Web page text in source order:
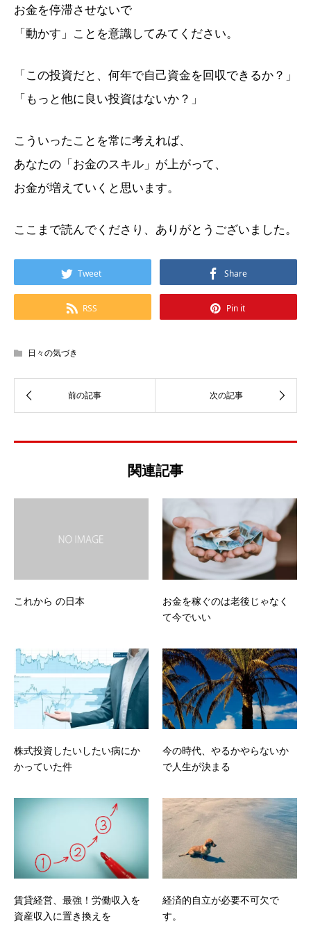
お金を停滞させないで
「動かす」ことを意識してみてください。
「この投資だと、何年で自己資金を回収できるか？」
「もっと他に良い投資はないか？」
こういったことを常に考えれば、
あなたの「お金のスキル」が上がって、
お金が増えていくと思います。
ここまで読んでくださり、ありがとうございました。
Tweet Share
RSS Pin it
日々の気づき
関連記事
これから の日本
お金を稼ぐのは老後じゃなく
て今でいい
株式投資したいしたい病にか
かっていた件
今の時代、やるかやらないか
で人生が決まる
賃貸経営、最強！労働収入を
資産収入に置き換えを
経済的自立が必要不可欠で
す。